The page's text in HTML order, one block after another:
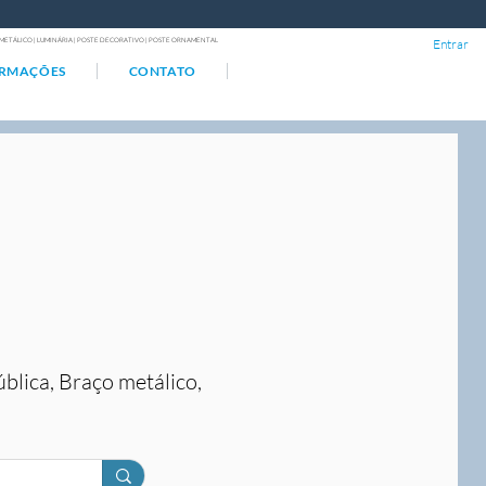
| LUMINÁRIA | POSTE DECORATIVO | POSTE ORNAMENTAL
CONTATO
Entrar
Braço metálico,